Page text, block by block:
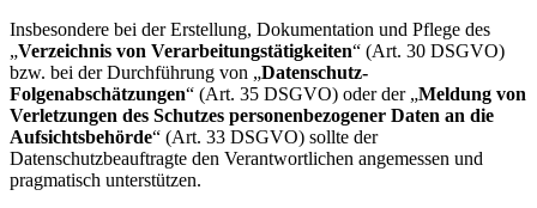
Insbesondere bei der Erstellung, Dokumentation und Pflege des
„Verzeichnis von Verarbeitungstätigkeiten“ (Art. 30 DSGVO)
bzw. bei der Durchführung von „Datenschutz-
Folgenabschätzungen“ (Art. 35 DSGVO) oder der „Meldung von
Verletzungen des Schutzes personenbezogener Daten an die
Aufsichtsbehörde“ (Art. 33 DSGVO) sollte der
Datenschutzbeauftragte den Verantwortlichen angemessen und
pragmatisch unterstützen.